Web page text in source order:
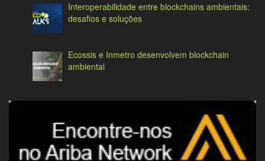
Interoperabilidade entre blockchains ambientais:
desafios e soluções
Ecossis e Inmetro desenvolvem blockchain
ambiental